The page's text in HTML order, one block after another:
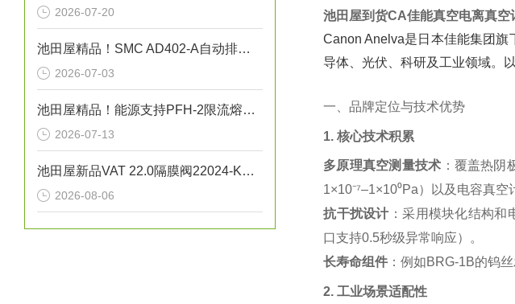
2026-07-20
池田屋精品！SMC AD402-A自动排水阀技术参数与应用解析
2026-07-03
池田屋精品！能源支持PFH-2限流熔断器式高压断路器技术参数
2026-07-13
池田屋新品VAT 22.0隔膜阀22024-KA01正式发布
2026-08-06
池田屋到货CA佳能真空电离真空
Canon Anelva是日本佳能集团
导体、光伏、科研及工业领域。
一、品牌定位与技术优势
1. 核心技术积累
多原理真空测量技术 ：覆盖热阴
1×10⁻⁷–1×10⁰Pa）以及电容真
抗干扰设计 ：采用模块化结构
口支持0.5秒级异常响应）。
长寿命组件 ：例如BRG-1B的钨
2. 工业场景适配性